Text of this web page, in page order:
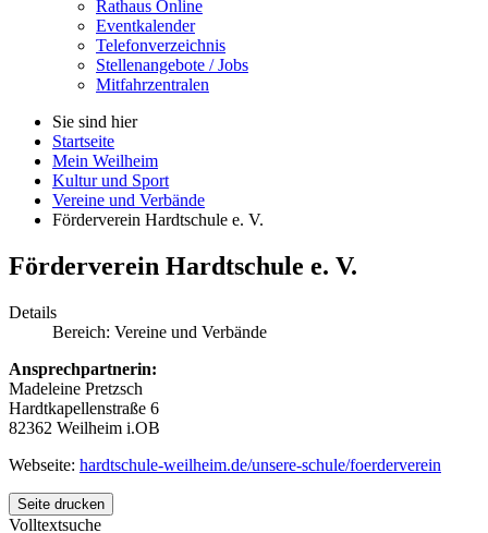
Rathaus Online
Eventkalender
Telefonverzeichnis
Stellenangebote / Jobs
Mitfahrzentralen
Sie sind hier
Startseite
Mein Weilheim
Kultur und Sport
Vereine und Verbände
Förderverein Hardtschule e. V.
Förderverein Hardtschule e. V.
Details
Bereich: Vereine und Verbände
Ansprechpartnerin:
Madeleine Pretzsch
Hardtkapellenstraße 6
82362 Weilheim i.OB
Webseite: hardtschule-weilheim.de/unsere-schule/foerderverein
Seite drucken
Volltextsuche